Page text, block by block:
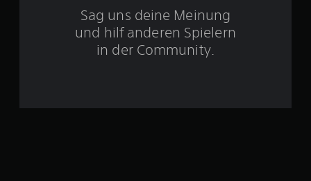
a
Sag uns deine Meinung
und hilf anderen Spielern
in der Community.